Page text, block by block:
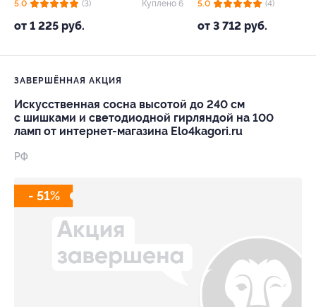
от 1 225 руб.
5.0 (3) Куплено 6
от 3 712 руб.
5.0 (4)
ЗАВЕРШЁННАЯ АКЦИЯ
Искусственная сосна высотой до 240 см
с шишками и светодиодной гирляндой на 100
ламп от интернет-магазина Elo4kagori.ru
РФ
- 51%